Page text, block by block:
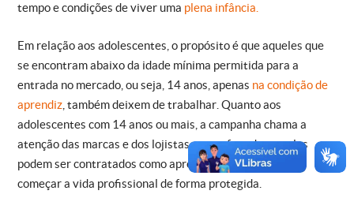
tempo e condições de viver uma plena infância.
Em relação aos adolescentes, o propósito é que aqueles que
se encontram abaixo da idade mínima permitida para a
entrada no mercado, ou seja, 14 anos, apenas na condição de
aprendiz , também deixem de trabalhar. Quanto aos
adolescentes com 14 anos ou mais, a campanha chama a
atenção das marcas e dos lojistas para o fato de que eles
podem ser contratados como aprendizes, uma forma de
começar a vida profissional de forma protegida.